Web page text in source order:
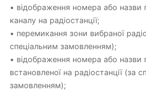
• відображення номера або назви
каналу на радіостанції;
• перемикання зони вибраної
спеціальним замовленням);
• відображення номера або назви
встановленої на радіостанції (за
замовленням);